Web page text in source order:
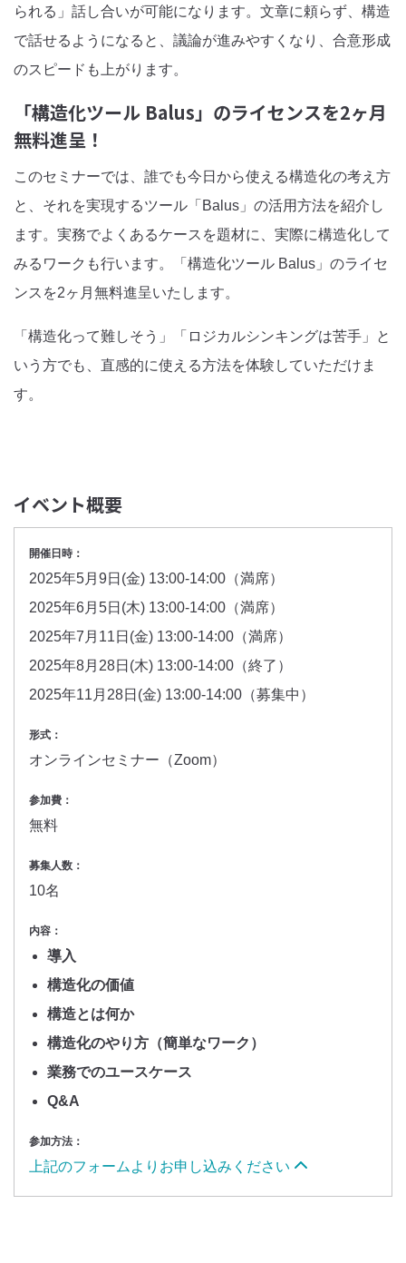
られる」話し合いが可能になります。文章に頼らず、構造
で話せるようになると、議論が進みやすくなり、合意形成
のスピードも上がります。
「構造化ツール Balus」のライセンスを2ヶ月
無料進呈！
このセミナーでは、誰でも今日から使える構造化の考え方
と、それを実現するツール「Balus」の活用方法を紹介し
ます。実務でよくあるケースを題材に、実際に構造化して
みるワークも行います。「構造化ツール Balus」のライセ
ンスを2ヶ月無料進呈いたします。
「構造化って難しそう」「ロジカルシンキングは苦手」と
いう方でも、直感的に使える方法を体験していただけま
す。
イベント概要
開催日時：
2025年5月9日(金) 13:00-14:00（満席）
2025年6月5日(木) 13:00-14:00（満席）
2025年7月11日(金) 13:00-14:00（満席）
2025年8月28日(木) 13:00-14:00（終了）
2025年11月28日(金) 13:00-14:00（募集中）
形式：
オンラインセミナー（Zoom）
参加費：
無料
募集人数：
10名
内容：
導入
構造化の価値
構造とは何か
構造化のやり方（簡単なワーク）
業務でのユースケース
Q&A
参加方法：
上記のフォームよりお申し込みください